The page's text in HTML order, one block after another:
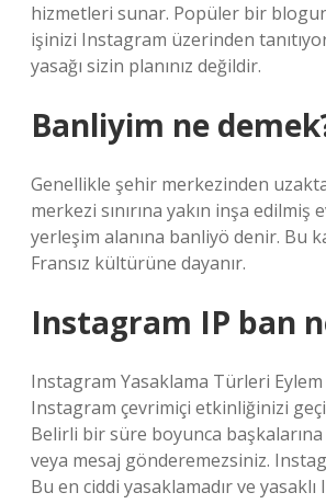
hizmetleri sunar. Popüler bir
işinizi Instagram üzerinden
yasağı sizin planınız değildir.
Banliyim ne
Genellikle şehir merkezinden
merkezi sınırına yakın inşa edilmiş
yerleşim alanına banliyö denir. Bu
Fransız kültürüne dayanır.
Instagram IP ban
Instagram Yasaklama Türleri Eylem
Instagram çevrimiçi etkinliğinizi
Belirli bir süre boyunca
veya mesaj gönderemezsiniz.
Bu en ciddi yasaklamadır ve yasaklı